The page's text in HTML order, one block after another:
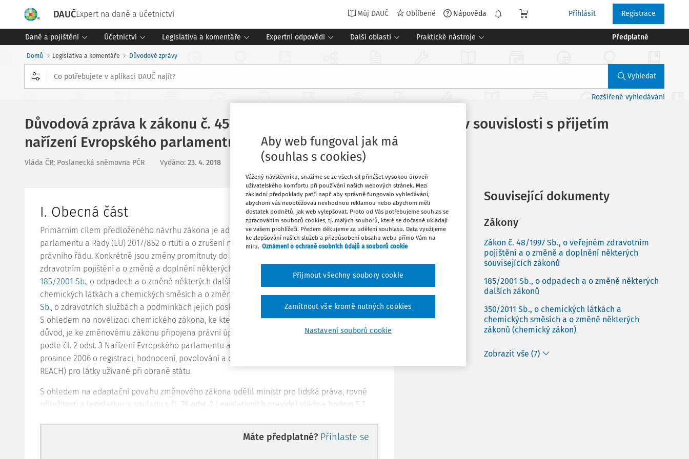
DAUČExpert na daně a účetnictví Můj DAUČ Oblíbené Nápověda Přihlásit Registrace
Daně a pojištění Účetnictví Legislativa a komentáře Expertní odpovědi Další oblasti Praktické nástroje Předplatné
Domů Legislativa a komentáře Důvodové zprávy
Vyhledat
Rozšířené vyhledávání
Důvodová zpráva k zákonu č. 45/2019 Sb., změna některých zákonů v souvislosti s přijetím
nařízení Evropského parlamentu a Rady o rtuti
Vláda ČR; Poslanecká sněmovna PČR Vydáno: 23. 4. 2018 Související dokumenty (10)
I. Obecná část
Primárním cílem předloženého návrhu zákona je adaptace ustanovení Nařízení Evropského
parlamentu a Rady (EU) 2017/852 o rtuti a o zrušení nařízení (ES) č. 1102/2008 do českého
právního řádu. Konkrétně jsou změny promítnuty do zákona č.
zdravotním pojištění a o změně a doplnění některých souvisejících zákonů, zákona č.
185/2001 Sb., o odpadech a o změně některých dalších zákonů, zákona č. 350/2011 Sb.
chemických látkách a chemických směsích a o změně některých zákonů a zákona č.372/2011
Sb., o zdravotních službách a podmínkách jejich poskytování (zákon o zdravotních službách).
S ohledem na novelizaci chemického zákona, ke které jinak výhledově neexistujerelevantní
důvod, je ke změnovému zákonu připojena právní úprava procesu aplikace žádosti o výjimku
podle čl. 2 odst. 3 Nařízení Evropského parlamentu a Rady (ES) č. 1907/2006 ze dne 18.
prosince 2006 o registraci, hodnocení, povolování a omezování chemických látek (nařízení
REACH) pro látky užívané při obraně státu.
S ohledem na adaptační povahu změnového zákona udělil ministr pro lidská práva, rovné
příležitosti a legislativu, v souladu s čl. 76 odst. 2 Legislativních pravidel vlády a bodem 5.7.
hodnocení dopadů regulace u předmětného návrhu zákona.
Máte předplatné? Přihlaste se
Oblíbené
Stáhnout
Související dokumenty
Zákony
Zákon č. 48/1997 Sb., o veřejném zdravotním
pojištění a o změně a doplnění některých
souvisejících zákonů
185/2001 Sb., o odpadech a o změně některých
dalších zákonů
350/2011 Sb., o chemických látkách a
chemických směsích a o změně některých
zákonů (chemický zákon)
Zobrazit vše (7)
Aby web fungoval jak má
(souhlas s cookies)
Vážený návštěvníku, snažíme se ze všech sil přinášet vysokou úroveň
uživatelského komfortu při používání našich webových stránek. Mezi
základní předpoklady patří např. aby správně fungovalo vyhledávání,
abychom vás neobtěžovali nevhodnou reklamou nebo abychom měli
dostatek podnětů, jak web vylepšovat. Proto od Vás potřebujeme souhlas se
zpracováním souborů cookies, tj. malých souborů, které se dočasně ukládají
ve vašem prohlížeči. Předem děkujeme za udělení souhlasu. Data využijeme
ke zlepšování našich služeb a přizpůsobení obsahu webu přímo Vám na
míru. Oznámení o ochraně osobních údajů a souborů cookie
Nastavení souborů cookie
Zamítnout vše kromě nutných cookies
Přijmout všechny soubory cookie